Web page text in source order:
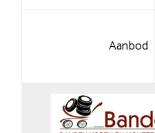
Aanbod